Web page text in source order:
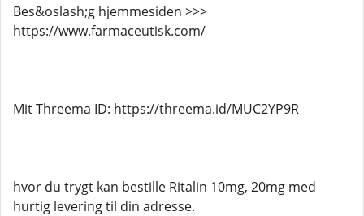
Bes&oslash;g hjemmesiden >>>
https://www.farmaceutisk.com/
Mit Threema ID: https://threema.id/MUC2YP9R
hvor du trygt kan bestille Ritalin 10mg, 20mg med
hurtig levering til din adresse.